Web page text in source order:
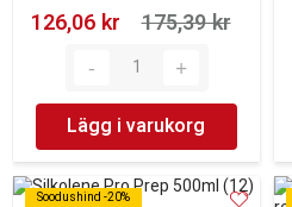
126,06 kr‎
175,39 kr‎
Lägg i varukorg
Soodushind -20%
Soodushind -20%